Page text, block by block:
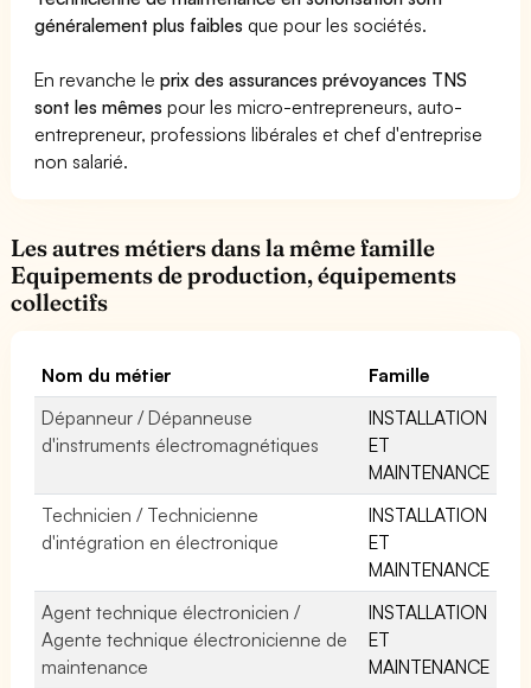
généralement plus faibles que pour les sociétés.
En revanche leprix des assurances prévoyances TNS
sont les mêmes pour les micro-entrepreneurs, auto-
entrepreneur, professions libérales et chef d'entreprise
non salarié.
Les autres métiers dans la même famille
Equipements de production, équipements
collectifs
Nom du métier
Famille
Dépanneur / Dépanneuse
d'instruments électromagnétiques
INSTALLATION
ET
MAINTENANCE
Technicien / Technicienne
d'intégration en électronique
INSTALLATION
ET
MAINTENANCE
Agent technique électronicien /
Agente technique électronicienne de
maintenance
INSTALLATION
ET
MAINTENANCE